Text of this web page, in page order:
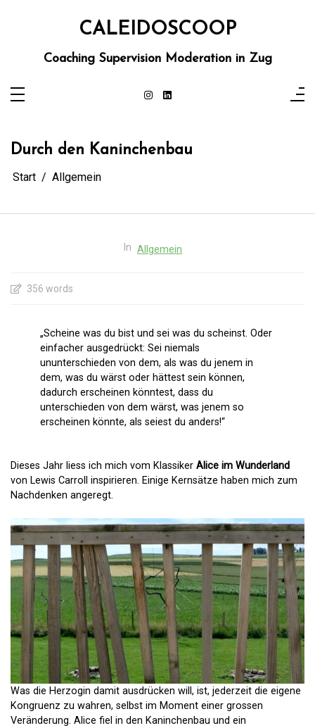
CALEIDOSCOOP
Coaching Supervision Moderation in Zug
Durch den Kaninchenbau
Start Allgemein
In Allgemein
356 words
„Scheine was du bist und sei was du scheinst. Oder
einfacher ausgedrückt: Sei niemals
ununterschieden von dem, als was du jenem in
dem, was du wärst oder hättest sein können,
dadurch erscheinen könntest, dass du
unterschieden von dem wärst, was jenem so
erscheinen könnte, als seiest du anders!“
Dieses Jahr liess ich mich vom Klassiker Alice im Wunderland
von Lewis Carroll inspirieren. Einige Kernsätze haben mich zum
Nachdenken angeregt.
Was die Herzogin damit ausdrücken will, ist, jederzeit die eigene
Kongruenz zu wahren, selbst im Moment einer grossen
Veränderung. Alice fiel in den Kaninchenbau und ein